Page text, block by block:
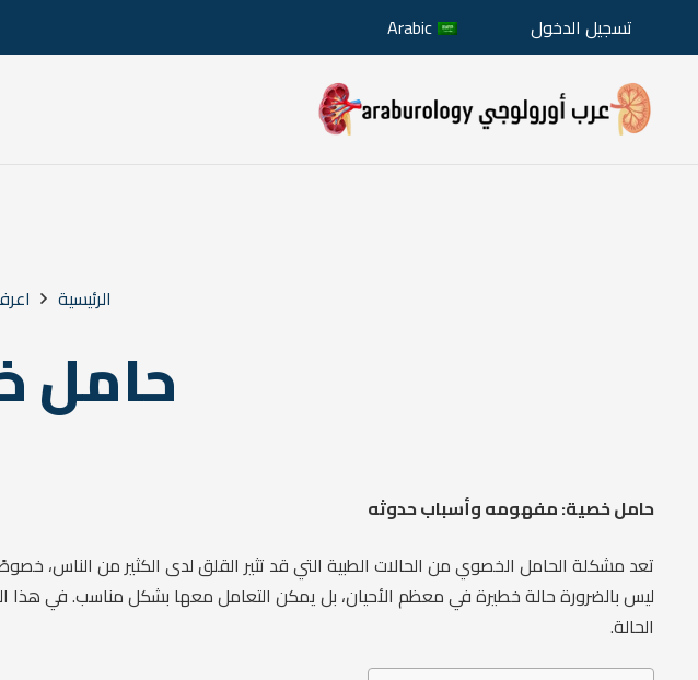
تسجيل الدخول Arabic
الرئيسية
حامل
حامل خصية: مفهومه وأسباب حدوثه
تعد مشكلة الحامل الخصوي من الحالات الطبية التي قد تثير القلق لدى الكثير من الناس،
ليس بالضرورة حالة خطيرة في معظم الأحيان، بل يمكن التعامل معها بشكل مناسب. في هذا
الحالة.